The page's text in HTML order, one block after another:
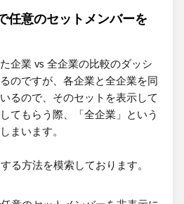
任意のセットメンバーを
企業 vs 全企業​の比較のダッシ
のですが、各企業と全企業を同
るので、そのセットを表示して
てもらう際、「全企業」という
まいます。
る方法を模索しております。